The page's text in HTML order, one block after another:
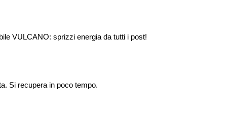
VULCANO: sprizzi energia da tutti i post!
Si recupera in poco tempo.